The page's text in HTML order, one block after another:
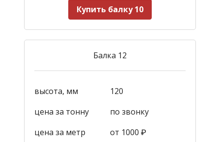
Купить балку 10
Балка 12
высота, мм
120
цена за тонну
по звонку
цена за метр
от 1000 ₽